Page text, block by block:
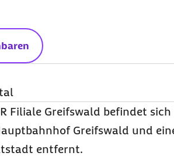
Filiale Greifswald befindet
Greifswald und
entfernt.